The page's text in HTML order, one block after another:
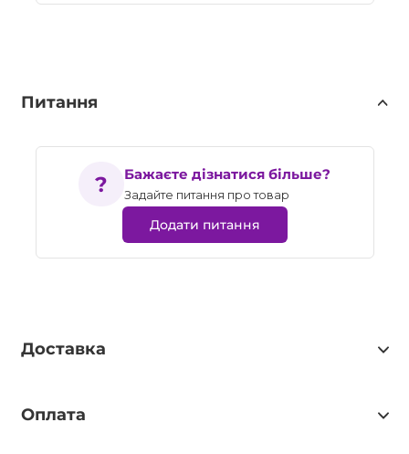
Питання
Бажаєте дізнатися більше?
Задайте питання про товар
Додати питання
Доставка
Оплата